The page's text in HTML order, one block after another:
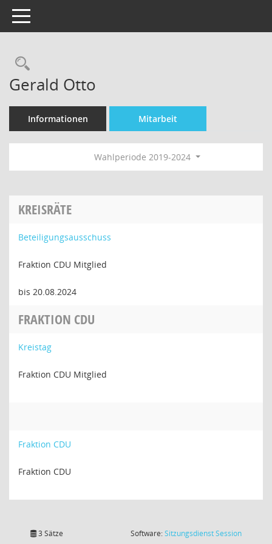
Toggle navigation
Rechercheauswahl
Gerald Otto
Informationen Mitarbeit
Wahlperiode 2019-2024
KREISRÄTE
Beteiligungsausschuss
Fraktion CDU Mitglied
bis 20.08.2024
FRAKTION CDU
Kreistag
Fraktion CDU Mitglied
Fraktion CDU
Fraktion CDU
3 Sätze Software:SitzungsdienstSession(Wird in